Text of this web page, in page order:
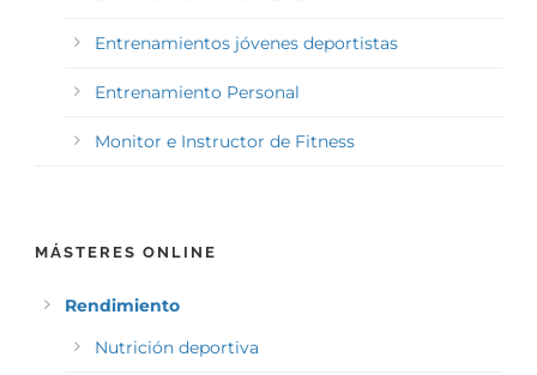
Entrenamientos jóvenes deportistas
Entrenamiento Personal
Monitor e Instructor de Fitness
MÁSTERES ONLINE
Rendimiento
Nutrición deportiva